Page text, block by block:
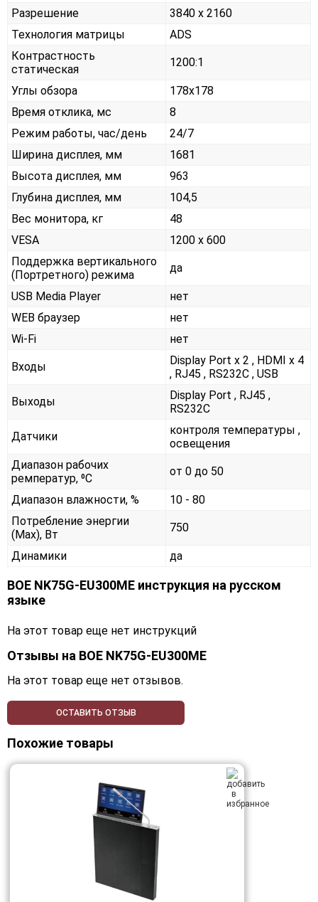
Разрешение
3840 x 2160
Технология матрицы
ADS
Контрастность
статическая
1200:1
Углы обзора
178x178
Время отклика, мс
8
Режим работы, час/день
24/7
Ширина дисплея, мм
1681
Высота дисплея, мм
963
Глубина дисплея, мм
104,5
Вес монитора, кг
48
VESA
1200 х 600
Поддержка вертикального
(Портретного) режима
да
USB Media Player
нет
WEB браузер
нет
Wi-Fi
нет
Входы
Display Port x 2 , HDMI x 4
, RJ45 , RS232С , USB
Выходы
Display Port , RJ45 ,
RS232С
Датчики
контроля температуры ,
освещения
Диапазон рабочих
ремператур, ⁰С
от 0 до 50
Диапазон влажности, %
10 - 80
Потребление энергии
(Max), Вт
750
Динамики да
BOE NK75G-EU300ME инструкция на русском
языке
На этот товар еще нет инструкций
Отзывы на BOE NK75G-EU300ME
На этот товар еще нет отзывов.
ОСТАВИТЬ ОТЗЫВ
Похожие товары